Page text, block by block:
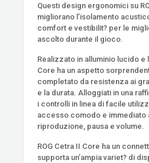
Questi design ergonomici su
migliorano l’isolamento
comfort e vestibilit? per le
ascolto durante il gioco.
Realizzato in alluminio lucido e
Core ha un aspetto
completato da resistenza ai
e la durata. Alloggiati in una
i controlli in linea di facile
accesso comodo e immediato
riproduzione, pausa e volume.
ROG Cetra II Core ha un
supporta un’ampia variet? di